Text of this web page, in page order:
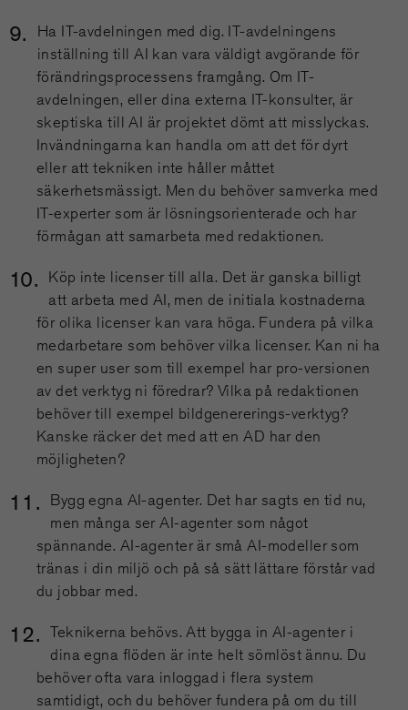
Ha IT-avdelningen med dig. IT-avdelningens
inställning till AI kan vara väldigt avgörande för
förändringsprocessens framgång. Om IT-
avdelningen, eller dina externa IT-konsulter, är
skeptiska till AI är projektet dömt att misslyckas.
Invändningarna kan handla om att det för dyrt
eller att tekniken inte håller måttet
säkerhetsmässigt. Men du behöver samverka med
IT-experter som är lösningsorienterade och har
förmågan att samarbeta med redaktionen.
Köp inte licenser till alla. Det är ganska billigt
att arbeta med AI, men de initiala kostnaderna
för olika licenser kan vara höga. Fundera på vilka
medarbetare som behöver vilka licenser. Kan ni ha
en super user som till exempel har pro-versionen
av det verktyg ni föredrar? Vilka på redaktionen
behöver till exempel bildgenererings-verktyg?
Kanske räcker det med att en AD har den
möjligheten?
Bygg egna AI-agenter. Det har sagts en tid nu,
men många ser AI-agenter som något
spännande. AI-agenter är små AI-modeller som
tränas i din miljö och på så sätt lättare förstår vad
du jobbar med.
Teknikerna behövs. Att bygga in AI-agenter i
dina egna flöden är inte helt sömlöst ännu. Du
behöver ofta vara inloggad i flera system
samtidigt, och du behöver fundera på om du till